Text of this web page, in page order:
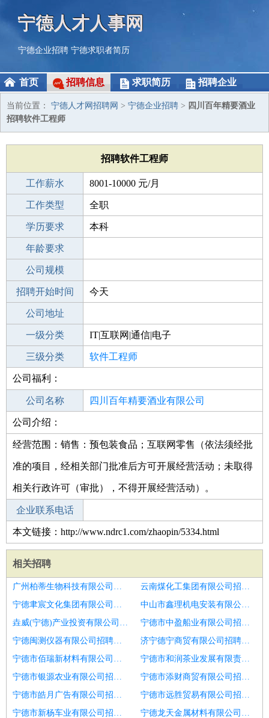
宁德人才人事网
宁德企业招聘 宁德求职者简历
首页 招聘信息 求职简历 招聘企业
当前位置： 宁德人才网招聘网 > 宁德企业招聘 > 四川百年精要酒业
招聘软件工程师
招聘软件工程师
工作薪水 8001-10000 元/月
招聘人数 4人
工作类型 全职
性别要求 -
学历要求 本科
工作经验
年龄要求
工作地点
公司规模
公司电话
招聘开始时间 今天
招聘结束时间
公司地址
一级分类 IT|互联网|通信|电子
二级分类 技术开发
三级分类 软件工程师
其他行业
公司福利：
公司名称 四川百年精要酒业有限公司
公司类型
公司介绍：
经营范围：销售：预包装食品；互联网零售（依法须经批
准的项目，经相关部门批准后方可开展经营活动；未取得
相关行政许可（审批），不得开展经营活动）。
企业联系电话
本文链接：http://www.ndrc1.com/zhaopin/5334.html
相关招聘
广州柏蒂生物科技有限公司招聘嵌入式软件工程师
云南煤化工集团有限公司招聘嵌入式软件工程师
宁德聿宸文化集团有限公司招聘高级软件工程师
中山市鑫理机电安装有限公司招聘光学软件工程师
垚威(宁德)产业投资有限公司招聘软件工程师
宁德市中盈船业有限公司招聘新能源电控基础软件工程师
宁德闽测仪器有限公司招聘嵌入式软件工程师
济宁德宁商贸有限公司招聘软件工程师
宁德市佰瑞新材料有限公司招聘嵌入式软件工程师
宁德市和润茶业发展有限责任公司招聘软件工程师嵌入式
宁德市银源农业有限公司招聘嵌入式软件工程师
宁德市添财商贸有限公司招聘嵌入式软件工程师
宁德市皓月广告有限公司招聘嵌入式软件工程师
宁德市远胜贸易有限公司招聘高级)Autosar软件工程师
宁德市新杨车业有限公司招聘嵌入式软件工程师
宁德龙天金属材料有限公司招聘应用软件工程师